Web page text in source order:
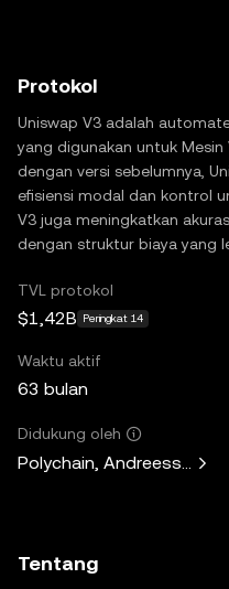
Protokol
Uniswap V3 adalah
yang digunakan untuk
dengan versi sebelumnya,
efisiensi modal dan kontrol
V3 juga meningkatkan
dengan struktur biaya yang
TVL protokol
$1,42B Peringkat 14
Waktu aktif
63 bulan
Didukung oleh
Polychain, Andreessen
Tentang